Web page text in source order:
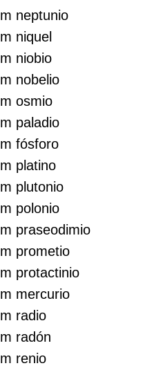
m neptunio
m niquel
m niobio
m nobelio
m osmio
m paladio
m fósforo
m platino
m plutonio
m polonio
m praseodimio
m prometio
m protactinio
m mercurio
m radio
m radón
m renio